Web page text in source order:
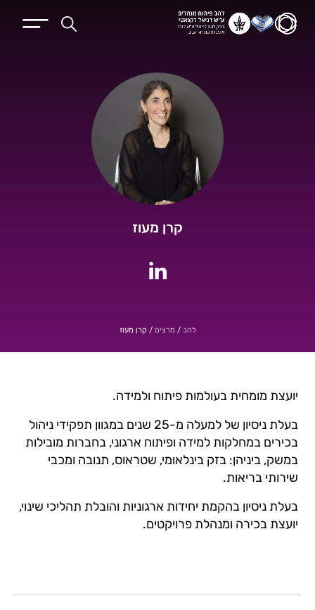
קרן מעוז
לחשבון הלינקדין של קרן מעוז
להב / מרצים /קרן מעוז
יועצת מומחית בעולמות פיתוח ולמידה.
בעלת ניסיון של למעלה מ-25 שנים במגוון תפקידי ניהול
בכירים במחלקות למידה ופיתוח ארגוני, בחברות מובילות
במשק, ביניהן: בזק בינלאומי, שטראוס, תנובה ומכבי
שירותי בריאות.
בעלת ניסיון בהקמת יחידות ארגוניות והובלת תהליכי שינוי,
יועצת בכירה ומנהלת פרויקטים.